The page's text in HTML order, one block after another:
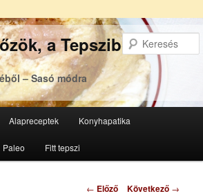
a Tepsziből
– Sasó módra
Alapreceptek Konyhapatika
Paleo Fitt tepszi
Bejegyzés
← Előző Következő →